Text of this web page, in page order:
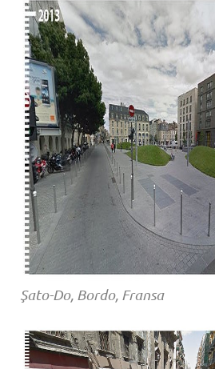
Şato-Do, Bordo, Fransa